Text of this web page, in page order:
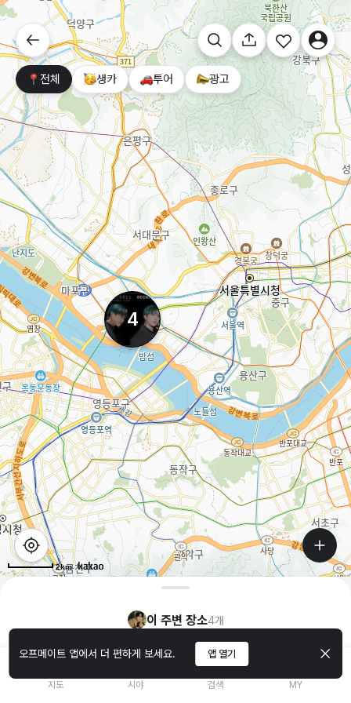
오프메이트 앱에서 더 편하게 보세요. 앱 열기
4
2km
전체 생카 투어 광고
이 주변 장소4개
지도 시야 검색 MY